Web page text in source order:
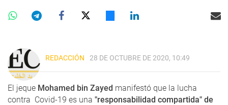
REDACCIÓN 28 DE OCTUBRE DE 2020, 10:49
El jeque Mohamed bin Zayed manifestó que la lucha
contra Covid-19 es una "responsabilidad compartida" de